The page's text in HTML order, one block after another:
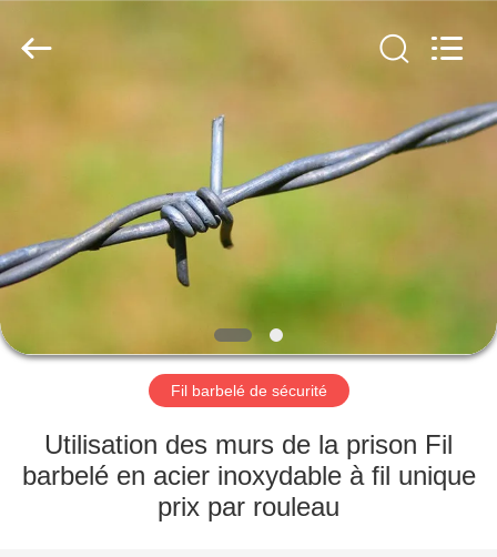
PRODUITS
À
PROPOS
NOUS
Co.,
Fil barbelé de sécurité
Utilisation des murs de la prison Fil
barbelé en acier inoxydable à fil unique
prix par rouleau